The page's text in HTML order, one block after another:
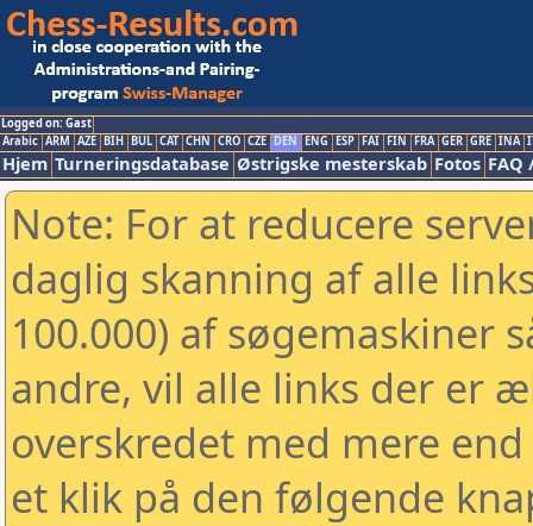
Logged on: Gast
Arabic ARM AZE BIH BUL CAT CHN CRO CZE DEN ENG ESP FAI FIN FRA GER GRE INA
Hjem Turneringsdatabase Østrigske mesterskab Fotos FAQ
Note: For at reducere
daglig skanning af alle
100.000) af søgemaskiner
andre, vil alle links der er
overskredet med mere
et klik på den følgende